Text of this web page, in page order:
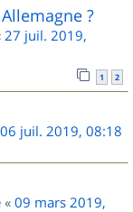
?
27 juil. 2019,
1 2
06 juil. 2019, 08:18
« 09 mars 2019,